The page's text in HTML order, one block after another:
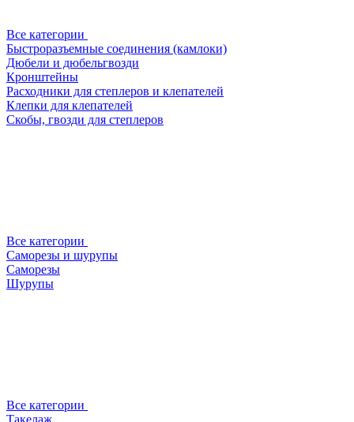
Все категории
Быстроразъемные соединения (камлоки)
Дюбели и дюбельгвозди
Кронштейны
Расходники для степлеров и клепателей
Клепки для клепателей
Скобы, гвозди для степлеров
Все категории
Саморезы и шурупы
Саморезы
Шурупы
Все категории
Такелаж